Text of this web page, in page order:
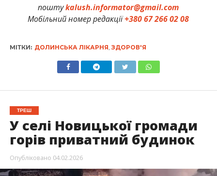
поштуkalush.informator@gmail.com
Мобільний номер редакції+380 67 266 02 08
МІТКИ: ДОЛИНСЬКА ЛІКАРНЯ ЗДОРОВ'Я
ТРЕШ
У селі Новицької громади
горів приватний будинок
Опубліковано 04.02.2026